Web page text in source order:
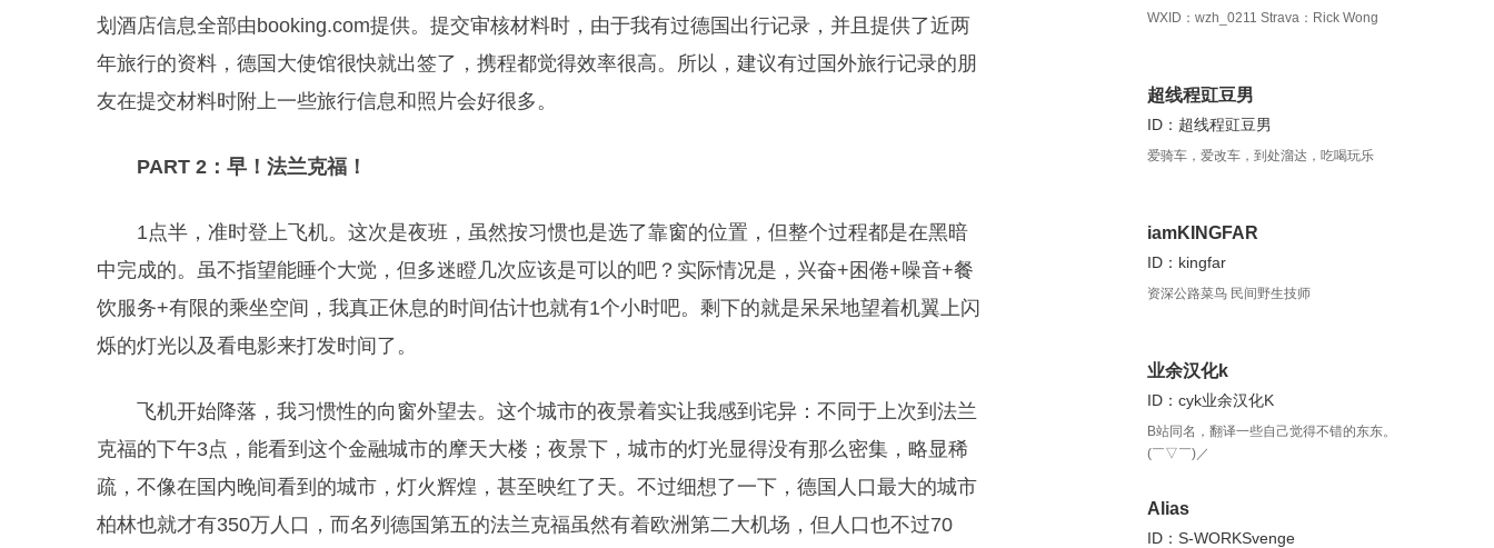
划酒店信息全部由booking.com提供。提交审核材料时，由于我有过德国出行记录，并且提供了近两
年旅行的资料，德国大使馆很快就出签了，携程都觉得效率很高。所以，建议有过国外旅行记录的朋
友在提交材料时附上一些旅行信息和照片会好很多。
PART 2：早！法兰克福！
1点半，准时登上飞机。这次是夜班，虽然按习惯也是选了靠窗的位置，但整个过程都是在黑暗
中完成的。虽不指望能睡个大觉，但多迷瞪几次应该是可以的吧？实际情况是，兴奋+困倦+噪音+餐
饮服务+有限的乘坐空间，我真正休息的时间估计也就有1个小时吧。剩下的就是呆呆地望着机翼上闪
烁的灯光以及看电影来打发时间了。
飞机开始降落，我习惯性的向窗外望去。这个城市的夜景着实让我感到诧异：不同于上次到法兰
克福的下午3点，能看到这个金融城市的摩天大楼；夜景下，城市的灯光显得没有那么密集，略显稀
疏，不像在国内晚间看到的城市，灯火辉煌，甚至映红了天。不过细想了一下，德国人口最大的城市
柏林也就才有350万人口，而名列德国第五的法兰克福虽然有着欧洲第二大机场，但人口也不过70
WXID：wzh_0211 Strava：Rick Wong
超线程豇豆男
ID：超线程豇豆男
爱骑车，爱改车，到处溜达，吃喝玩乐
iamKINGFAR
ID：kingfar
资深公路菜鸟 民间野生技师
业余汉化k
ID：cyk业余汉化K
B站同名，翻译一些自己觉得不错的东东。
(￣▽￣)／
Alias
ID：S-WORKSvenge